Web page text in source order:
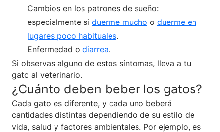
Cambios en los patrones de sueño:
especialmente si duerme mucho o duerme en
lugares poco habituales.
Enfermedad o diarrea.
Si observas alguno de estos síntomas, lleva a tu
gato al veterinario.
¿Cuánto deben beber los gatos?
Cada gato es diferente, y cada uno beberá
cantidades distintas dependiendo de su estilo de
vida, salud y factores ambientales. Por ejemplo, es